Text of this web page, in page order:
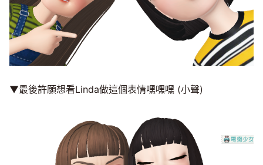
▼最後許願想看Linda做這個表情嘿嘿嘿 (小聲)